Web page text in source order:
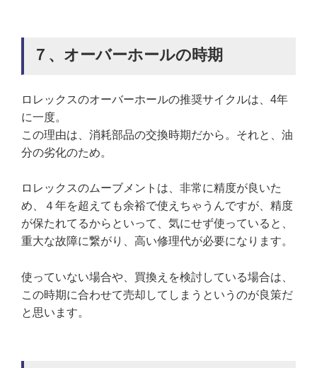
７、オーバーホールの時期
ロレックスのオーバーホールの推奨サイクルは、4年
に一度。
この理由は、消耗部品の交換時期だから。それと、油
分の劣化のため。
ロレックスのムーブメントは、非常に精度が良いた
め、４年を超えても余裕で使えちゃうんですが、精度
が保たれてるからといって、気にせず使っていると、
重大な故障に繋がり、高い修理代が必要になります。
使っていない場合や、買換えを検討している場合は、
この時期に合わせて売却してしまうというのが良策だ
と思います。